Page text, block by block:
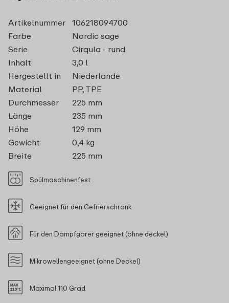
Artikelnummer
106218094700
Farbe
Nordic sage
Serie
Cirqula - rund
Inhalt
3,0 l
Hergestellt in
Niederlande
Material
PP, TPE
Durchmesser
225 mm
Länge
235 mm
Höhe
129 mm
Gewicht
0,4 kg
Breite
225 mm
Spülmaschinenfest
Geeignet für den Gefrierschrank
Für den Dampfgarer geeignet (ohne deckel)
Mikrowellengeeignet (ohne Deckel)
Maximal 110 Grad